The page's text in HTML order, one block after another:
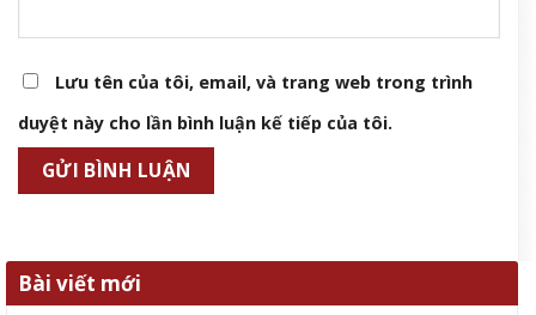
Lưu tên của tôi, email, và trang web trong trình
duyệt này cho lần bình luận kế tiếp của tôi.
Bài viết mới